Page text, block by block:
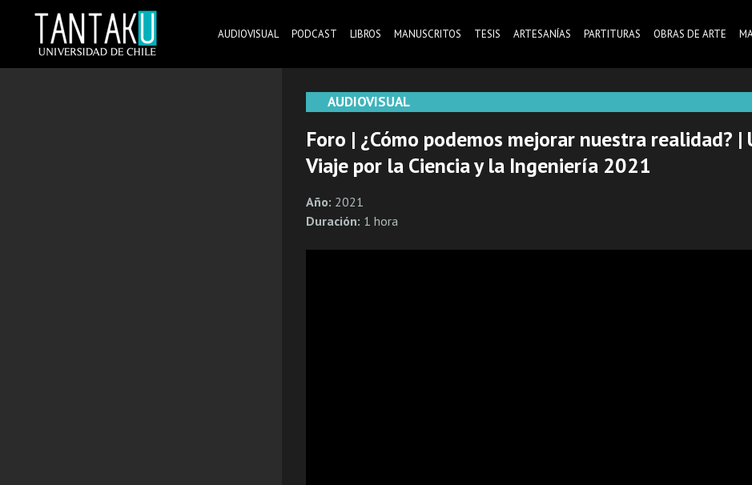
content
AUDIOVISUAL PODCAST LIBROS MANUSCRITOS TESIS ARTESANÍAS PARTITURAS OBRAS DE ARTE
AUDIOVISUAL
Foro | ¿Cómo podemos mejorar nuestra realidad? |
Viaje por la Ciencia y la Ingeniería 2021
Año: 2021
Duración: 1 hora